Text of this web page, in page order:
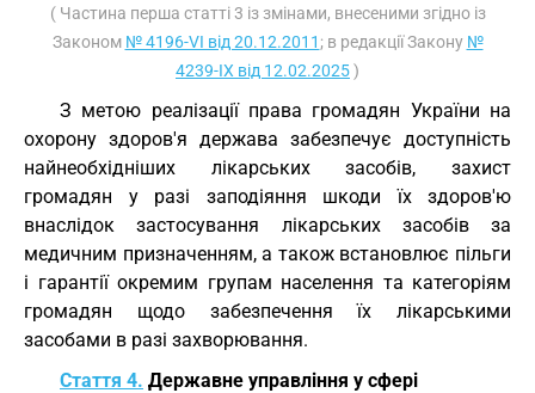
( Частина перша статті 3 із змінами, внесеними згідно із
Законом № 4196-VI від 20.12.2011 ; в редакції Закону №
4239-IX від 12.02.2025)
З метою реалізації права громадян України на
охорону здоров'я держава забезпечує доступність
найнеобхідніших лікарських засобів, захист
громадян у разі заподіяння шкоди їх здоров'ю
внаслідок застосування лікарських засобів за
медичним призначенням, а також встановлює пільги
і гарантії окремим групам населення та категоріям
громадян щодо забезпечення їх лікарськими
засобами в разі захворювання.
Стаття 4. Державне управління у сфері